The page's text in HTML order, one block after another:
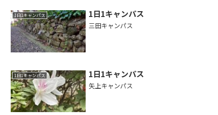
1日1キャンパス 1日1キャンパス
三田キャンパス
1日1キャンパス 1日1キャンパス
矢上キャンパス